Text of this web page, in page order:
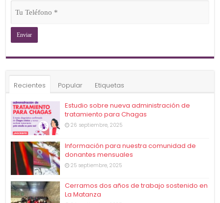
Teléfono
Recientes Popular Etiquetas
Estudio sobre nueva administración de
tratamiento para Chagas
26 septiembre, 2025
Información para nuestra comunidad de
donantes mensuales
25 septiembre, 2025
Cerramos dos años de trabajo sostenido en
La Matanza